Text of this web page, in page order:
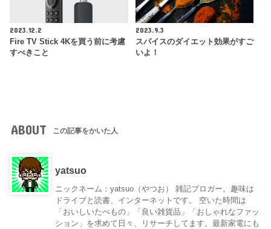
2023.12.2
Fire TV Stick 4Kを買う前に考慮
すべきこと
2023.9.3
スパイスのダイエット効果がすご
いよ！
ABOUT この記事をかいた人
yatsuo
ニックネーム：yatsuo（やつお） 雑記ブロガー。趣味は
ドライブと読書、インターネットです。 空いた時間は
「おいしいたべもの」「良い雑貨品」「おしゃれなファッ
ション」を求めて日々、リサーチしてます。最新家電にも